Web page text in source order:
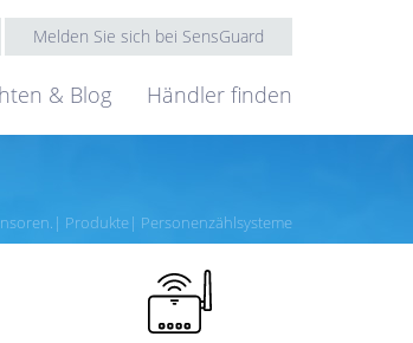
Melden Sie sich bei SensGuard
& Blog Händler finden
Produkte Personenzählsysteme